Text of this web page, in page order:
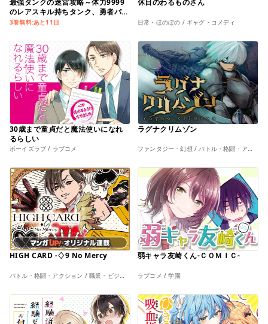
最強タンクの迷宮攻略～体力9999
のレアスキル持ちタンク、勇者パー
ティーを追放される～
3巻無料:あと11日
休日のわるものさん
日常・ほのぼの / ギャグ・コメディ
30歳まで童貞だと魔法使いになれ
るらしい
ボーイズラブ / ラブコメ
ラグナクリムゾン
ファンタジー・幻想 / バトル・格闘・アクション
HIGH CARD -♢9 No Mercy
バトル・格闘・アクション / 職業・ビジネス
弱キャラ友崎くん-ＣＯＭＩＣ-
ラブコメ / 学園